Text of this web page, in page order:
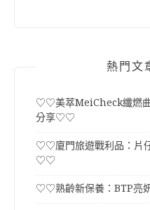
熱門文
♡♡美萃MeiCheck纖燃
分享♡♡
♡♡廈門旅遊戰利品：片
♡♡
♡♡熟齡新保養：BTP亮